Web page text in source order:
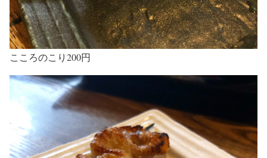
こころのこり200円